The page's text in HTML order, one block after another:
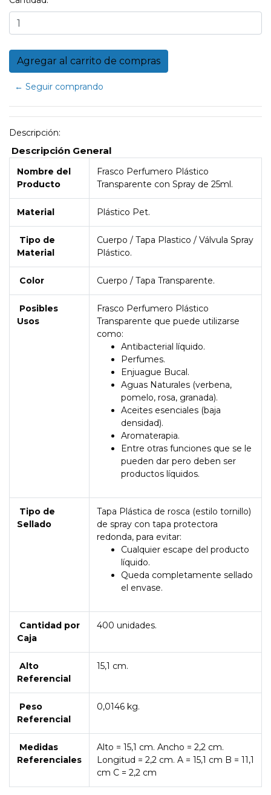
← Seguir comprando
Descripción:
Descripción General
Nombre del
Producto
Frasco Perfumero Plástico
Transparente con Spray de 25ml.
Material Plástico Pet.
Tipo de
Material
Cuerpo / Tapa Plastico / Válvula Spray
Plástico.
Color Cuerpo / Tapa Transparente.
Posibles
Usos
Frasco Perfumero Plástico
Transparente que puede utilizarse
como:
Antibacterial líquido.
Perfumes.
Enjuague Bucal.
Aguas Naturales (verbena,
pomelo, rosa, granada).
Aceites esenciales (baja
densidad).
Aromaterapia.
Entre otras funciones que se le
pueden dar pero deben ser
productos líquidos.
Tipo de
Sellado
Tapa Plástica de rosca (estilo tornillo)
de spray con tapa protectora
redonda, para evitar:
Cualquier escape del producto
líquido.
Queda completamente sellado
el envase.
Cantidad por
Caja
400 unidades.
Alto
Referencial
15,1 cm.
Peso
Referencial
0,0146 kg.
Medidas
Referenciales
Alto = 15,1 cm. Ancho = 2,2 cm.
Longitud = 2,2 cm. A = 15,1 cm B = 11,1
cm C = 2,2 cm